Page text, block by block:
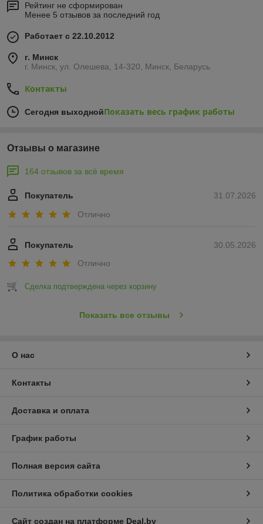
Рейтинг не сформирован
Менее 5 отзывов за последний год
Работает с 22.10.2012
г. Минск
г. Минск, ул. Олешева, 14-320, Минск, Беларусь
Контакты
Сегодня выходнойПоказать весь график работы
Отзывы о магазине
164 отзывов за всё время
31.07.2026
Покупатель
Отлично
30.05.2026
Покупатель
Отлично
Сделка подтверждена через корзину
Показать все отзывы
О нас
Контакты
Доставка и оплата
График работы
Полная версия сайта
Политика обработки cookies
Сайт создан на платформе Deal.by